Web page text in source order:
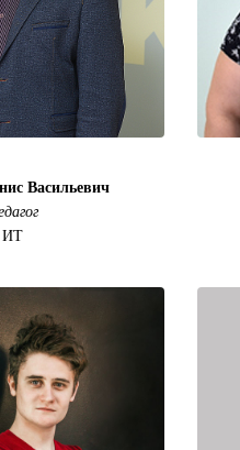
Васильевич
ИТ